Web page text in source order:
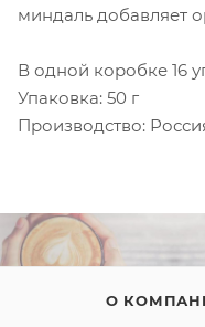
миндаль добавляет
В одной коробке 16
Упаковка: 50 г
Производство:
О